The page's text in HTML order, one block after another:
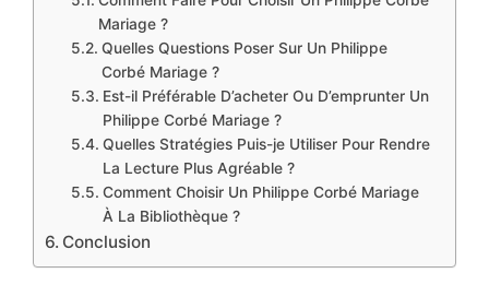
Mariage ?
Quelles Questions Poser Sur Un Philippe
Corbé Mariage ?
Est-il Préférable D’acheter Ou D’emprunter Un
Philippe Corbé Mariage ?
Quelles Stratégies Puis-je Utiliser Pour Rendre
La Lecture Plus Agréable ?
Comment Choisir Un Philippe Corbé Mariage
À La Bibliothèque ?
Conclusion